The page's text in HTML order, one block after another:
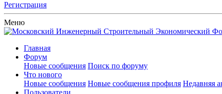
Регистрация
Меню
Главная
Форум
Новые сообщения Поиск по форуму
Что нового
Новые сообщения Новые сообщения профиля Недавняя